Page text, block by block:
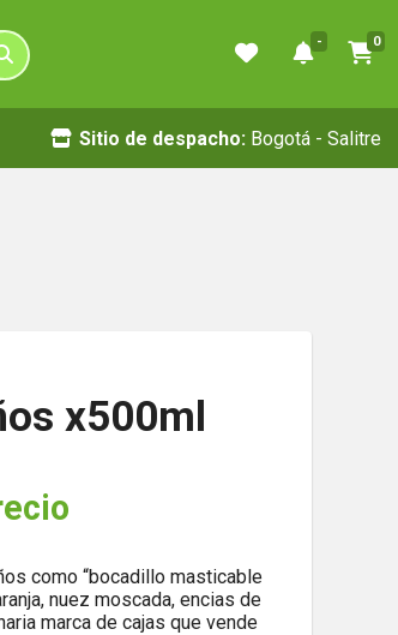
- 0
Sitio de despacho: Bogotá - Salitre
x500ml
como “bocadillo masticable
nuez moscada, encias de
marca de cajas que vende